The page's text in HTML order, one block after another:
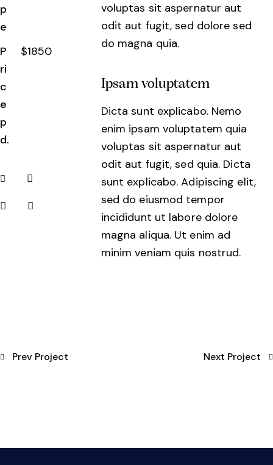
p
e
P
ri
c
e
p
d.
$1850
voluptas sit aspernatur aut
odit aut fugit, sed dolore sed
do magna quia.
Ipsam voluptatem
Dicta sunt explicabo. Nemo
enim ipsam voluptatem quia
voluptas sit aspernatur aut
odit aut fugit, sed quia. Dicta
sunt explicabo. Adipiscing elit,
sed do eiusmod tempor
incididunt ut labore dolore
magna aliqua. Ut enim ad
minim veniam quis nostrud.
Prev Project Next Project